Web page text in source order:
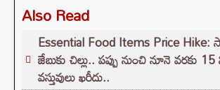
Also Read
Essential Food Items Price
జేబుకు చిల్లు.. పప్పు నుంచి నూనె వరకు
వస్తువులు ఖరీదు..